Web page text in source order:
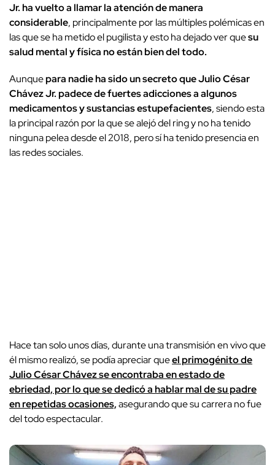
Jr. ha vuelto a llamar la atención de manera
considerable, principalmente por las múltiples polémicas en
las que se ha metido el pugilista y esto ha dejado ver quesu
salud mental y física no están bien del todo.
Aunquepara nadie ha sido un secreto que Julio César
Chávez Jr. padece de fuertes adicciones a algunos
medicamentos y sustancias estupefacientes, siendo esta
la principal razón por la que se alejó del ring y no ha tenido
ninguna pelea desde el 2018, pero sí ha tenido presencia en
las redes sociales.
Hace tan solo unos días, durante una transmisión en vivo que
él mismo realizó, se podía apreciar queel primogénito de
Julio César Chávez se encontraba en estado de
ebriedad, por lo que se dedicó a hablar mal de su padre
en repetidas ocasiones,asegurando que su carrera no fue
del todo espectacular.